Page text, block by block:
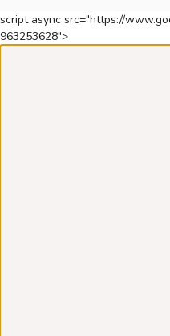
script async src="https://
963253628">